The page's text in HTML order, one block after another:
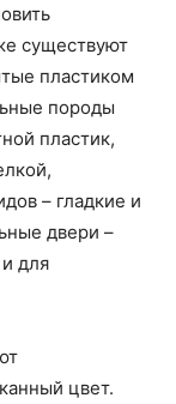
существуют
пластиком
породы
пластик,
– гладкие и
двери –
для
цвет.